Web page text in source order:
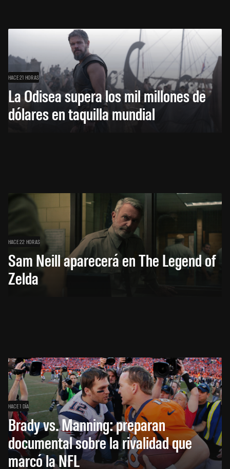
HACE 21 HORAS
La Odisea supera los mil millones de
dólares en taquilla mundial
HACE 22 HORAS
Sam Neill aparecerá en The Legend of
Zelda
HACE 1 DÍA
Brady vs. Manning: preparan
documental sobre la rivalidad que
marcó la NFL